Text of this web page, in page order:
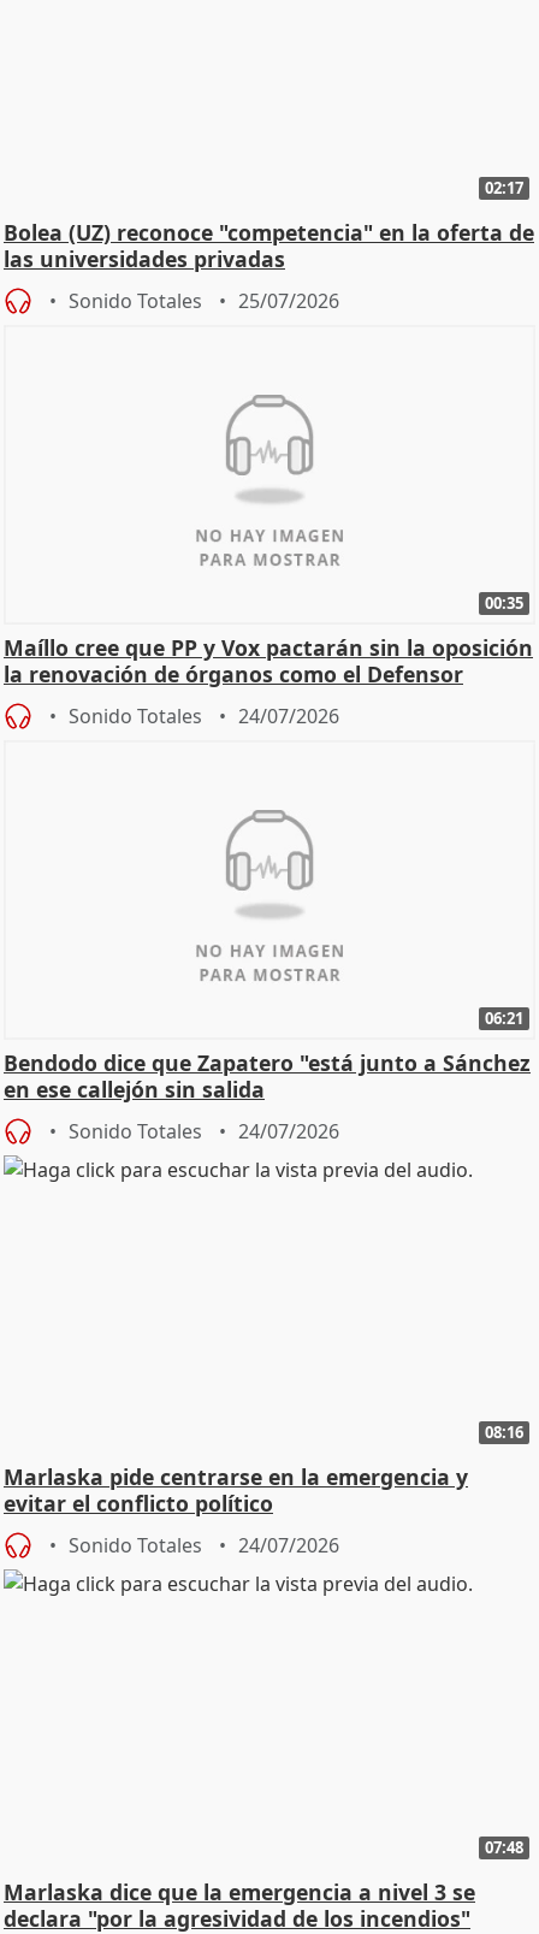
02:17
Bolea (UZ) reconoce "competencia" en la oferta de
las universidades privadas
Sonido Totales 25/07/2026
00:35
Maíllo cree que PP y Vox pactarán sin la oposición
la renovación de órganos como el Defensor
Sonido Totales 24/07/2026
06:21
Bendodo dice que Zapatero "está junto a Sánchez
en ese callejón sin salida
Sonido Totales 24/07/2026
08:16
Marlaska pide centrarse en la emergencia y
evitar el conflicto político
Sonido Totales 24/07/2026
07:48
Marlaska dice que la emergencia a nivel 3 se
declara "por la agresividad de los incendios"